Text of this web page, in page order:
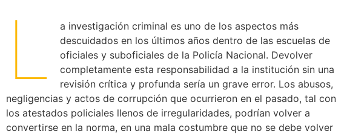
L
a investigación criminal es uno de los aspectos más
descuidados en los últimos años dentro de las escuelas de
oficiales y suboficiales de la Policía Nacional. Devolver
completamente esta responsabilidad a la institución sin una
revisión crítica y profunda sería un grave error. Los abusos,
negligencias y actos de corrupción que ocurrieron en el pasado, tal con
los atestados policiales llenos de irregularidades, podrían volver a
convertirse en la norma, en una mala costumbre que no se debe volver